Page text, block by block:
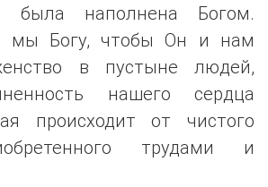
была наполнена Богом.
мы Богу, чтобы Он и нам
в пустыне людей,
нашего сердца
происходит от чистого
трудами и